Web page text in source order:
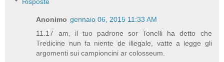
Risposte
Anonimo gennaio 06, 2015 11:33 AM
11.17 am, il tuo padrone sor Tonelli ha detto che
Tredicine nun fa niente de illegale, vatte a legge gli
argomenti sui campioncini ar colosseum.